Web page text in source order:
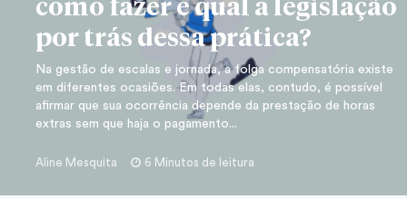
por trás dessa prática?
Na gestão de escalas e jornada, a folga compensatória existe
em diferentes ocasiões. Em todas elas, contudo, é possível
afirmar que sua ocorrência depende da prestação de horas
extras sem que haja o pagamento...
Aline Mesquita 6 Minutos de leitura